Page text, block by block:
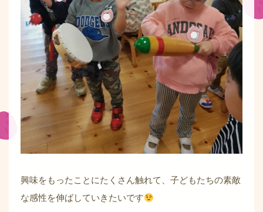
興味をもったことにたくさん触れて、子どもたちの素敵
な感性を伸ばしていきたいです